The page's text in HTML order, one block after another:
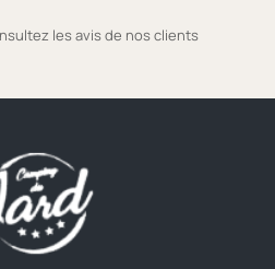
les avis de nos clients